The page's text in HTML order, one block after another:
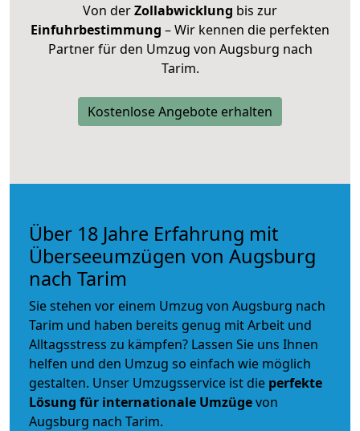
Von derZollabwicklung bis zur
Einfuhrbestimmung – Wir kennen die perfekten
Partner für den Umzug von Augsburg nach
Tarim.
Kostenlose Angebote erhalten
Über 18 Jahre Erfahrung mit
Überseeumzügen von Augsburg
nach Tarim
Sie stehen vor einem Umzug von Augsburg nach
Tarim und haben bereits genug mit Arbeit und
Alltagsstress zu kämpfen? Lassen Sie uns Ihnen
helfen und den Umzug so einfach wie möglich
gestalten. Unser Umzugsservice ist die perfekte
Lösung für internationale Umzügevon
Augsburg nach Tarim.